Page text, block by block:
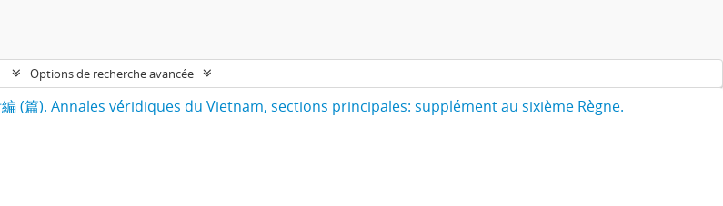
Options de recherche avancée
(篇). Annales véridiques du Vietnam, sections principales: supplément au sixième Règne.